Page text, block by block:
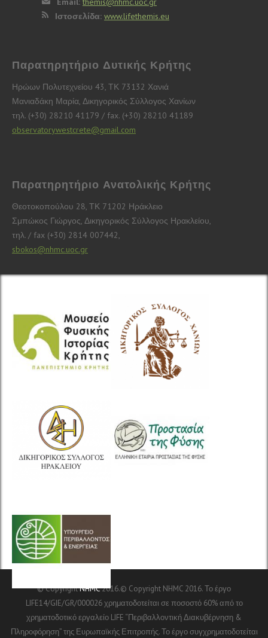
© CopyrightNHMC2016.© Copyright NHMC 2016. Το έργο
LIFE14/GIE/GR/000026 χρηματοδοτείται σε ποσοστό 60% από το
χρηματοδοτικό εργαλείο LIFE “Περιβαλλοντική Διακυβέρνηση &
Πληροφόρηση” της Ευρωπαϊκής Επιτροπής. Το έργο συγχρηματοδοτείται
Ιστοσελίδα: www.lifethemis.eu
Παρατηρητήριο Δυτικής Κρήτης
Ηρώων Πολυτεχνείου 43, ΤΚ 73132 Χανιά
Μανιαδάκη Μαρία, Δικηγορικός Σύλλογος Χανίων
τηλ. (+30) 28210 41179 / fax. (+30) 28210 41189
observatorywestcrete@gmail.com
Παρατηρητήριο Ανατολικής Κρήτης
Θεοτοκοπούλου 28, ΤΚ 71202 Ηράκλειο
Σμπώκος Γιώργος, Δικηγορικός Σύλλογος Ηρακλείου,
τηλ. / fax (+30) 2814 007442,
sbokos@nhmc.uoc.gr